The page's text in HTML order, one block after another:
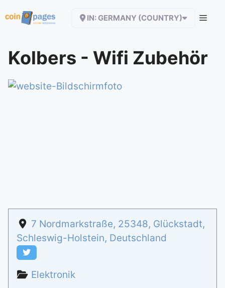
Inhalt
IN: GERMANY (COUNTRY)
Kolbers - Wifi Zubehör
7 Nordmarkstraße, 25348, Glückstadt,
Schleswig-Holstein, Deutschland
Elektronik